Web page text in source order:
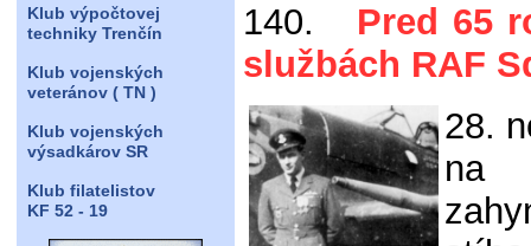
Klub výpočtovej
techniky Trenčín
Klub vojenských
veteránov ( TN )
Klub vojenských
výsadkárov SR
Klub filatelistov
KF 52 - 19
140.
Pred 65
službách RAF
28.
na